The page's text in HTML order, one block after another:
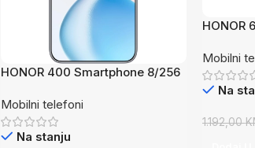
HONOR 400 Smartphone 8/256
Mobilni telefoni
Na stanju
HONOR
Mobilni
Na
1.192,00